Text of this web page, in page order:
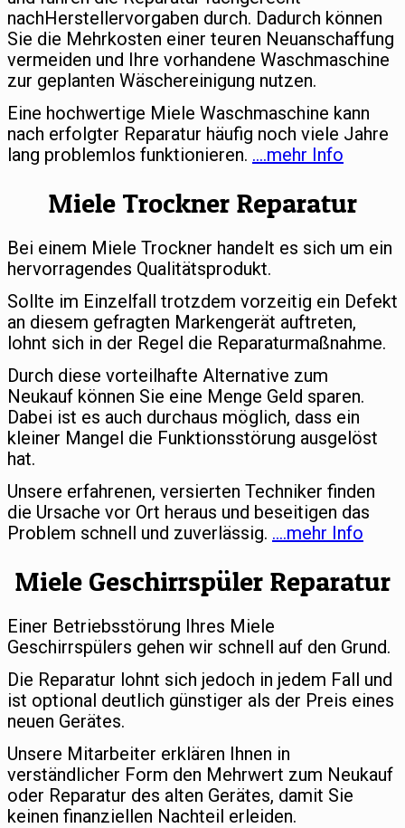
nachHerstellervorgaben durch. Dadurch können
Sie die Mehrkosten einer teuren Neuanschaffung
vermeiden und Ihre vorhandene Waschmaschine
zur geplanten Wäschereinigung nutzen.
Eine hochwertige Miele Waschmaschine kann
nach erfolgter Reparatur häufig noch viele Jahre
lang problemlos funktionieren. ….mehr Info
Miele Trockner Reparatur
Bei einem Miele Trockner handelt es sich um ein
hervorragendes Qualitätsprodukt.
Sollte im Einzelfall trotzdem vorzeitig ein Defekt
an diesem gefragten Markengerät auftreten,
lohnt sich in der Regel die Reparaturmaßnahme.
Durch diese vorteilhafte Alternative zum
Neukauf können Sie eine Menge Geld sparen.
Dabei ist es auch durchaus möglich, dass ein
kleiner Mangel die Funktionsstörung ausgelöst
hat.
Unsere erfahrenen, versierten Techniker finden
die Ursache vor Ort heraus und beseitigen das
Problem schnell und zuverlässig. ….mehr Info
Miele Geschirrspüler Reparatur
Einer Betriebsstörung Ihres Miele
Geschirrspülers gehen wir schnell auf den Grund.
Die Reparatur lohnt sich jedoch in jedem Fall und
ist optional deutlich günstiger als der Preis eines
neuen Gerätes.
Unsere Mitarbeiter erklären Ihnen in
verständlicher Form den Mehrwert zum Neukauf
oder Reparatur des alten Gerätes, damit Sie
keinen finanziellen Nachteil erleiden.